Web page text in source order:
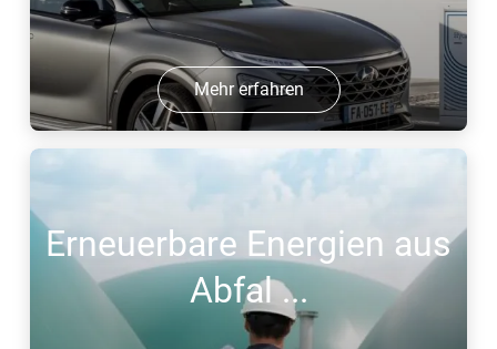
Mehr erfahren
Erneuerbare Energien aus
Abfal ...